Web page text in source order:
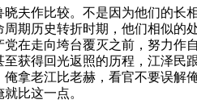
夫作比较。不是因为他们的长
期历史转折时期，他们相似的
在走向垮台覆灭之前，努力作
获得回光返照的历程，江泽民
拿老江比老赫，看官不要误解
比这一点。